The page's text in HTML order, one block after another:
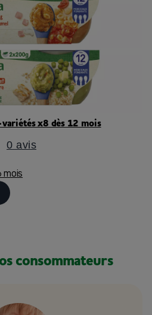
x8 dès 12 mois
0 avis
mois
consommateurs